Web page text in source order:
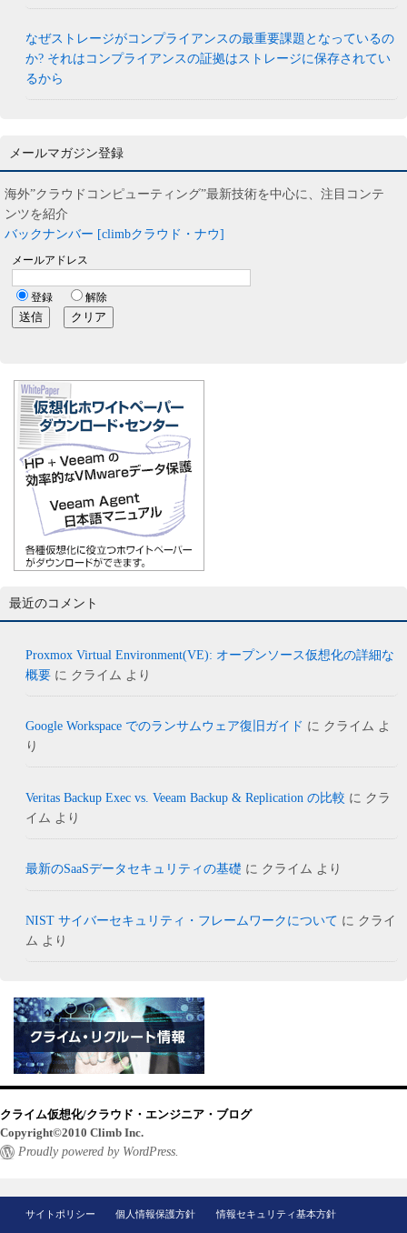
なぜストレージがコンプライアンスの最重要課題となっているの
か? それはコンプライアンスの証拠はストレージに保存されてい
るから
メールマガジン登録
海外”クラウドコンピューティング”最新技術を中心に、注目コンテ
ンツを紹介
バックナンバー [climbクラウド・ナウ]
最近のコメント
Proxmox Virtual Environment(VE): オープンソース仮想化の詳細な
概要 に クライム より
Google Workspace でのランサムウェア復旧ガイド に クライム よ
り
Veritas Backup Exec vs. Veeam Backup & Replication の比較 に クラ
イム より
最新のSaaSデータセキュリティの基礎 に クライム より
NIST サイバーセキュリティ・フレームワークについて に クライ
ム より
クライム仮想化/クラウド・エンジニア・ブログ
Copyright©2010 Climb Inc.
Proudly powered by WordPress.
サイトポリシー 個人情報保護方針 情報セキュリティ基本方針